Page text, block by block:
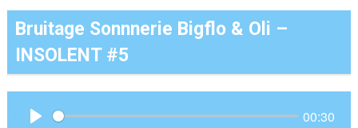
Bruitage Sonnnerie Bigflo & Oli –
INSOLENT #5
00:30